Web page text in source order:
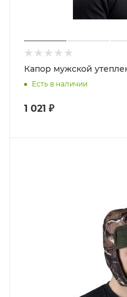
Капор мужской
Есть в наличии
1 021 ₽